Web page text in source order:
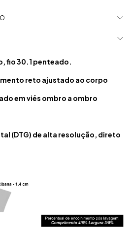
fio 30.1 penteado.
reto ajustado ao corpo
em viés ombro a ombro
(DTG) de alta resolução, direto